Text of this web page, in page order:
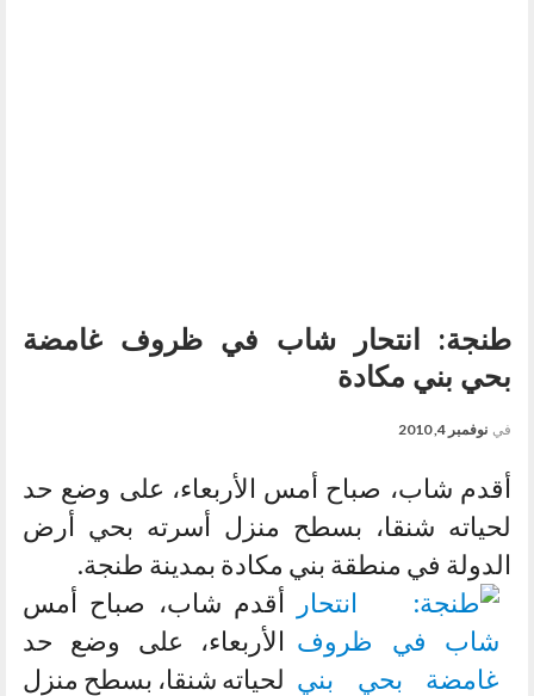
طنجة: انتحار شاب في ظروف غامضة
بحي بني مكادة
في نوفمبر 4, 2010
أقدم شاب، صباح أمس الأربعاء، على وضع حد
لحياته شنقا، بسطح منزل أسرته بحي أرض
الدولة في منطقة بني مكادة بمدينة طنجة.
أقدم شاب، صباح أمس
الأربعاء، على وضع حد
لحياته شنقا، بسطح منزل